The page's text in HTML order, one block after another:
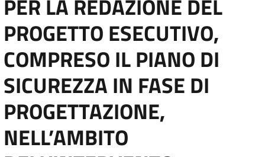
PER LA REDAZIONE DEL
PROGETTO ESECUTIVO,
COMPRESO IL PIANO DI
SICUREZZA IN FASE DI
PROGETTAZIONE,
NELL’AMBITO